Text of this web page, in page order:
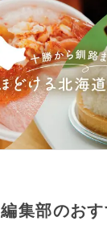
編集部のお